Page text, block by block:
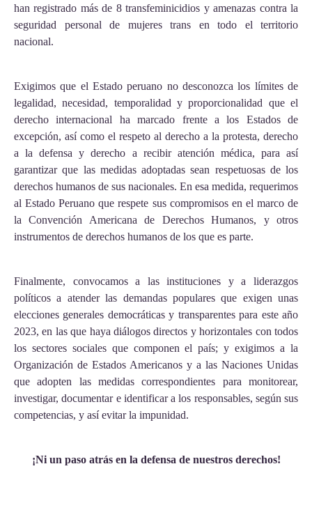
han registrado más de 8 transfeminicidios y amenazas contra la
seguridad personal de mujeres trans en todo el territorio
nacional.
Exigimos que el Estado peruano no desconozca los límites de
legalidad, necesidad, temporalidad y proporcionalidad que el
derecho internacional ha marcado frente a los Estados de
excepción, así como el respeto al derecho a la protesta, derecho
a la defensa y derecho a recibir atención médica, para así
garantizar que las medidas adoptadas sean respetuosas de los
derechos humanos de sus nacionales. En esa medida, requerimos
al Estado Peruano que respete sus compromisos en el marco de
la Convención Americana de Derechos Humanos, y otros
instrumentos de derechos humanos de los que es parte.
Finalmente, convocamos a las instituciones y a liderazgos
políticos a atender las demandas populares que exigen unas
elecciones generales democráticas y transparentes para este año
2023, en las que haya diálogos directos y horizontales con todos
los sectores sociales que componen el país; y exigimos a la
Organización de Estados Americanos y a las Naciones Unidas
que adopten las medidas correspondientes para monitorear,
investigar, documentar e identificar a los responsables, según sus
competencias, y así evitar la impunidad.
¡Ni un paso atrás en la defensa de nuestros derechos!